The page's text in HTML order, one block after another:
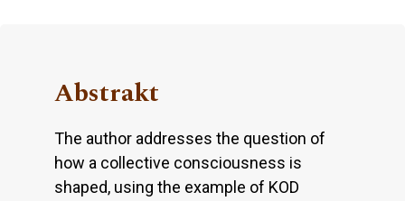
Abstrakt
The author addresses the question of
how a collective consciousness is
shaped, using the example of KOD